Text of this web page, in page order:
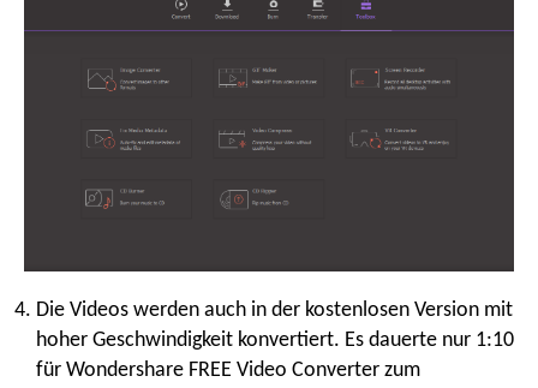
Die Videos werden auch in der kostenlosen Version mit
hoher Geschwindigkeit konvertiert. Es dauerte nur 1:10
für Wondershare FREE Video Converter zum